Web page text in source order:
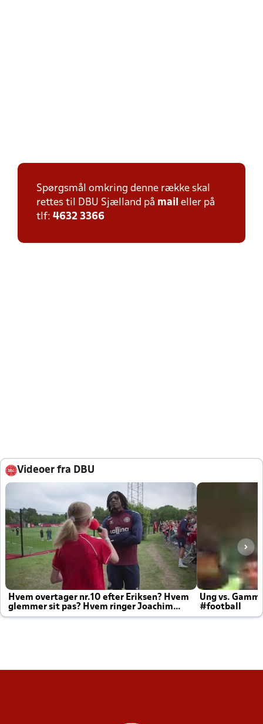
Spørgsmål omkring denne række skal
rettes til DBU Sjælland på mail eller på
tlf: 4632 3366
Videoer fra DBU
Hvem overtager nr.10 efter Eriksen? Hvem
glemmer sit pas? Hvem ringer Joachim
altid til efter kampe?
Ung vs.
#football